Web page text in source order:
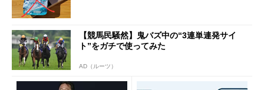
【競馬民騒然】鬼バズ中の“3連単連発サイ
ト”をガチで使ってみた
AD（ルーツ）